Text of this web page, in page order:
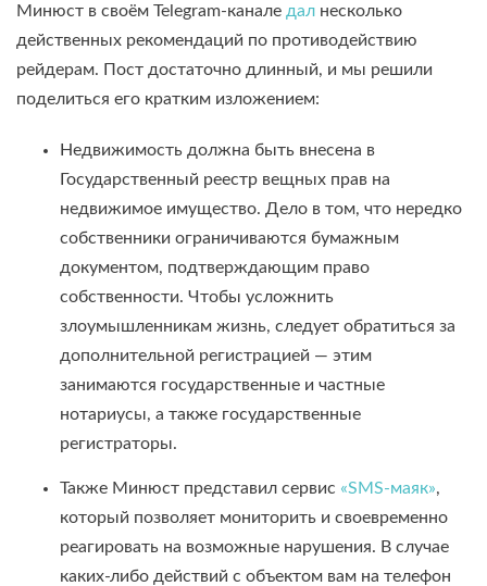
Минюст в своём Telegram-канале дал несколько
действенных рекомендаций по противодействию
рейдерам. Пост достаточно длинный, и мы решили
поделиться его кратким изложением:
Недвижимость должна быть внесена в
Государственный реестр вещных прав на
недвижимое имущество. Дело в том, что нередко
собственники ограничиваются бумажным
документом, подтверждающим право
собственности. Чтобы усложнить
злоумышленникам жизнь, следует обратиться за
дополнительной регистрацией — этим
занимаются государственные и частные
нотариусы, а также государственные
регистраторы.
Также Минюст представил сервис «SMS-маяк»,
который позволяет мониторить и своевременно
реагировать на возможные нарушения. В случае
каких-либо действий с объектом вам на телефон